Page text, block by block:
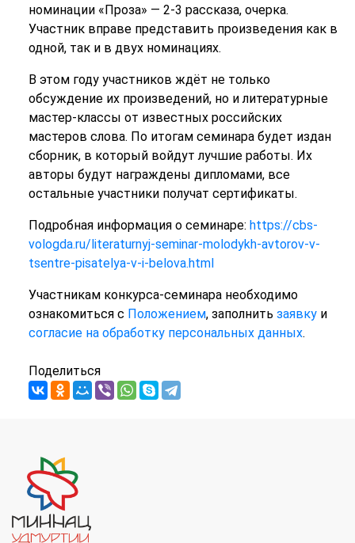
номинации «Проза» — 2-3 рассказа, очерка.
Участник вправе представить произведения как в
одной, так и в двух номинациях.
В этом году участников ждёт не только
обсуждение их произведений, но и литературные
мастер-классы от известных российских
мастеров слова. По итогам семинара будет издан
сборник, в который войдут лучшие работы. Их
авторы будут награждены дипломами, все
остальные участники получат сертификаты.
Подробная информация о семинаре: https://cbs-
vologda.ru/literaturnyj-seminar-molodykh-avtorov-v-
tsentre-pisatelya-v-i-belova.html
Участникам конкурса-семинара необходимо
ознакомиться с Положением, заполнить заявкуи
согласие на обработку персональных данных.
Поделиться